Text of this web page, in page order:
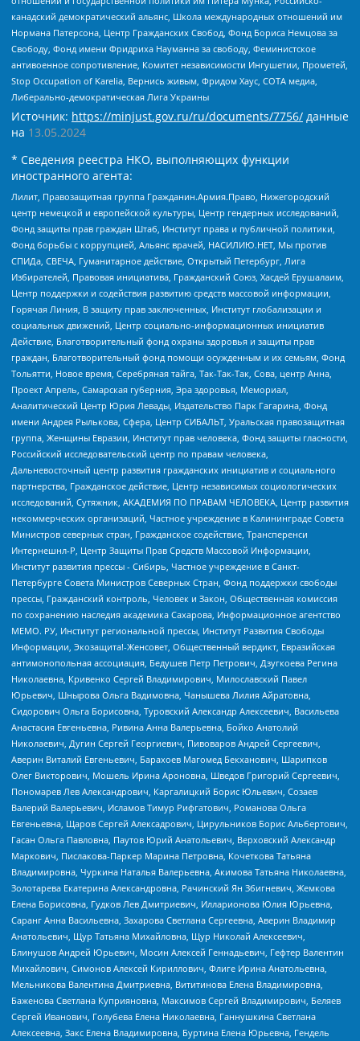
канадский демократический альянс, Школа международных отношений им
Нормана Патерсона, Центр Гражданских Свобод, Фонд Бориса Немцова за
Свободу, Фонд имени Фридриха Науманна за свободу, Феминистское
антивоенное сопротивление, Комитет независимости Ингушетии, Прометей,
Stop Occupation of Karelia, Вернись живым, Фридом Хаус, СОТА медиа,
Либерально-демократическая Лига Украины
Источник: https://minjust.gov.ru/ru/documents/7756/ данные
на 13.05.2024
* Сведения реестра НКО, выполняющих функции
иностранного агента:
Лилит, Правозащитная группа Гражданин.Армия.Право, Нижегородский
центр немецкой и европейской культуры, Центр гендерных исследований,
Фонд защиты прав граждан Штаб, Институт права и публичной политики,
Фонд борьбы с коррупцией, Альянс врачей, НАСИЛИЮ.НЕТ, Мы против
СПИДа, СВЕЧА, Гуманитарное действие, Открытый Петербург, Лига
Избирателей, Правовая инициатива, Гражданский Союз, Хасдей Ерушалаим,
Центр поддержки и содействия развитию средств массовой информации,
Горячая Линия, В защиту прав заключенных, Институт глобализации и
социальных движений, Центр социально-информационных инициатив
Действие, Благотворительный фонд охраны здоровья и защиты прав
граждан, Благотворительный фонд помощи осужденным и их семьям, Фонд
Тольятти, Новое время, Серебряная тайга, Так-Так-Так, Сова, центр Анна,
Проект Апрель, Самарская губерния, Эра здоровья, Мемориал,
Аналитический Центр Юрия Левады, Издательство Парк Гагарина, Фонд
имени Андрея Рылькова, Сфера, Центр СИБАЛЬТ, Уральская правозащитная
группа, Женщины Евразии, Институт прав человека, Фонд защиты гласности,
Российский исследовательский центр по правам человека,
Дальневосточный центр развития гражданских инициатив и социального
партнерства, Гражданское действие, Центр независимых социологических
исследований, Сутяжник, АКАДЕМИЯ ПО ПРАВАМ ЧЕЛОВЕКА, Центр развития
некоммерческих организаций, Частное учреждение в Калининграде Совета
Министров северных стран, Гражданское содействие, Трансперенси
Интернешнл-Р, Центр Защиты Прав Средств Массовой Информации,
Институт развития прессы - Сибирь, Частное учреждение в Санкт-
Петербурге Совета Министров Северных Стран, Фонд поддержки свободы
прессы, Гражданский контроль, Человек и Закон, Общественная комиссия
по сохранению наследия академика Сахарова, Информационное агентство
МЕМО. РУ, Институт региональной прессы, Институт Развития Свободы
Информации, Экозащита!-Женсовет, Общественный вердикт, Евразийская
антимонопольная ассоциация, Бедушев Петр Петрович, Дзугкоева Регина
Николаевна, Кривенко Сергей Владимирович, Милославский Павел
Юрьевич, Шнырова Ольга Вадимовна, Чанышева Лилия Айратовна,
Сидорович Ольга Борисовна, Туровский Александр Алексеевич, Васильева
Анастасия Евгеньевна, Ривина Анна Валерьевна, Бойко Анатолий
Николаевич, Дугин Сергей Георгиевич, Пивоваров Андрей Сергеевич,
Аверин Виталий Евгеньевич, Барахоев Магомед Бекханович, Шарипков
Олег Викторович, Мошель Ирина Ароновна, Шведов Григорий Сергеевич,
Пономарев Лев Александрович, Каргалицкий Борис Юльевич, Созаев
Валерий Валерьевич, Исламов Тимур Рифгатович, Романова Ольга
Евгеньевна, Щаров Сергей Алексадрович, Цирульников Борис Альбертович,
Гасан Ольга Павловна, Паутов Юрий Анатольевич, Верховский Александр
Маркович, Пислакова-Паркер Марина Петровна, Кочеткова Татьяна
Владимировна, Чуркина Наталья Валерьевна, Акимова Татьяна Николаевна,
Золотарева Екатерина Александровна, Рачинский Ян Збигневич, Жемкова
Елена Борисовна, Гудков Лев Дмитриевич, Илларионова Юлия Юрьевна,
Саранг Анна Васильевна, Захарова Светлана Сергеевна, Аверин Владимир
Анатольевич, Щур Татьяна Михайловна, Щур Николай Алексеевич,
Блинушов Андрей Юрьевич, Мосин Алексей Геннадьевич, Гефтер Валентин
Михайлович, Симонов Алексей Кириллович, Флиге Ирина Анатольевна,
Мельникова Валентина Дмитриевна, Вититинова Елена Владимировна,
Баженова Светлана Куприяновна, Максимов Сергей Владимирович, Беляев
Сергей Иванович, Голубева Елена Николаевна, Ганнушкина Светлана
Алексеевна, Закс Елена Владимировна, Буртина Елена Юрьевна, Гендель